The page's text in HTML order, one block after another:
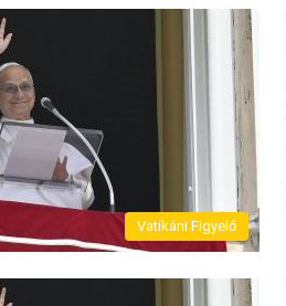
Vatikáni Figyelő